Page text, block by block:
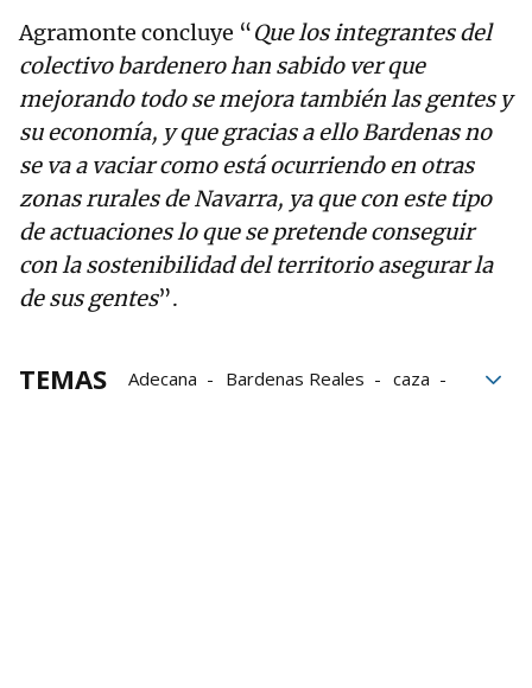
Agramonte concluye “Que los integrantes del
colectivo bardenero han sabido ver que
mejorando todo se mejora también las gentes y
su economía, y que gracias a ello Bardenas no
se va a vaciar como está ocurriendo en otras
zonas rurales de Navarra, ya que con este tipo
de actuaciones lo que se pretende conseguir
con la sostenibilidad del territorio asegurar la
de sus gentes”.
TEMAS Adecana Bardenas Reales
caza